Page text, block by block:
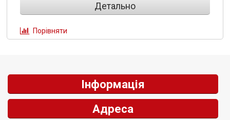
Детально
Порівняти
Інформація
Адреса